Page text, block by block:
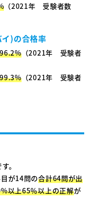
（2021年 受験者数
)の合格率
（2021年 受験者
（2021年 受験者
。
が14問の合計64問が出
以上65％以上の正解が